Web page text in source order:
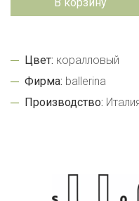
Цвет: коралловый
Фирма: ballerina
Производство: